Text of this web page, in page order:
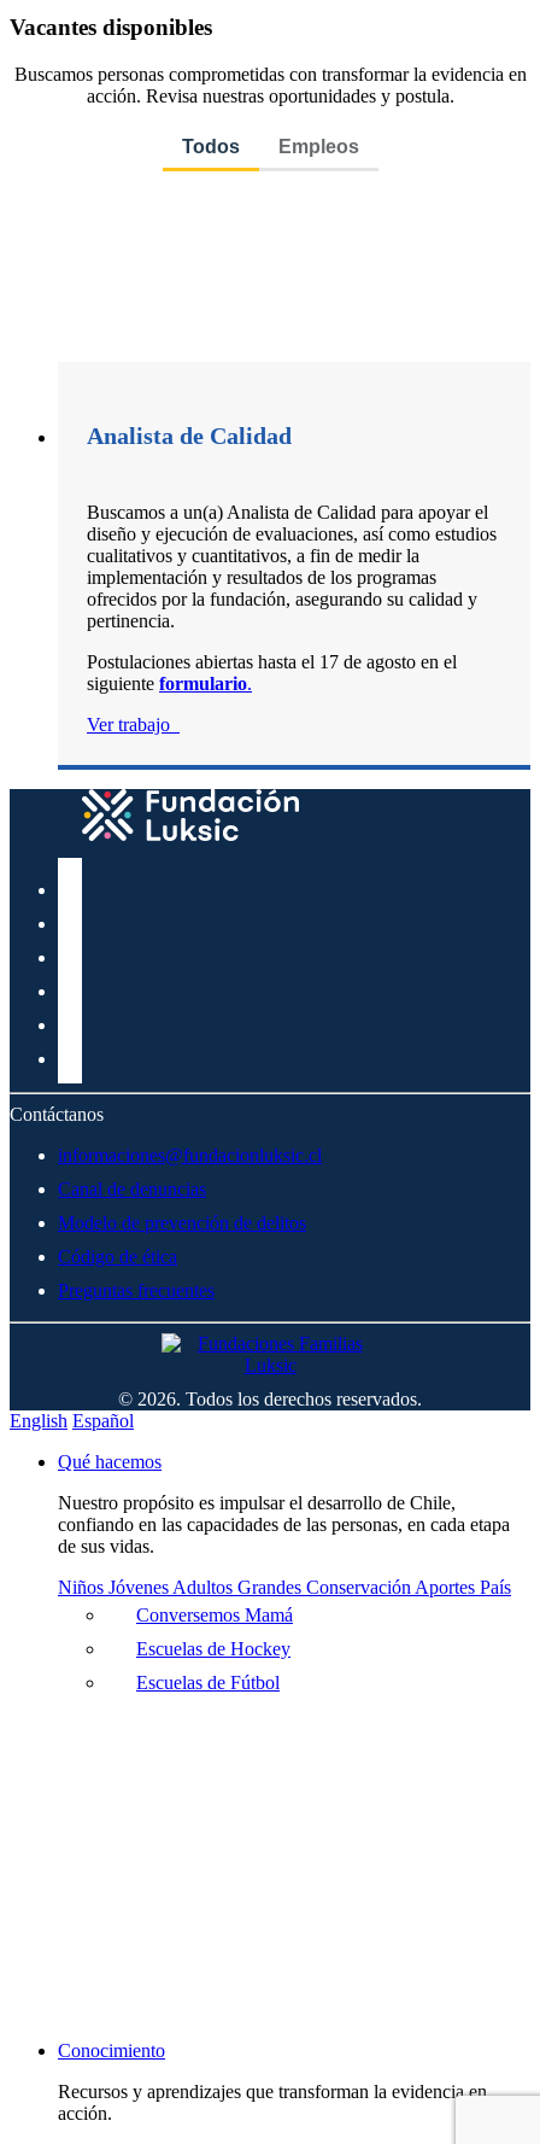
Vacantes disponibles
Buscamos personas comprometidas con transformar la evidencia en
acción. Revisa nuestras oportunidades y postula.
Todos Empleos
Analista de Calidad
Buscamos a un(a) Analista de Calidad para apoyar el
diseño y ejecución de evaluaciones, así como estudios
cualitativos y cuantitativos, a fin de medir la
implementación y resultados de los programas
ofrecidos por la fundación, asegurando su calidad y
pertinencia.
Postulaciones abiertas hasta el 17 de agosto en el
siguiente formulario.
Ver trabajo
Contáctanos
informaciones@fundacionluksic.cl
Canal de denuncias
Modelo de prevención de delitos
Código de ética
Preguntas frecuentes
© 2026. Todos los derechos reservados.
English Español
Qué hacemos
Nuestro propósito es impulsar el desarrollo de Chile,
confiando en las capacidades de las personas, en cada etapa
de sus vidas.
Niños Jóvenes Adultos Grandes Conservación Aportes País
Conversemos Mamá
Escuelas de Hockey
Escuelas de Fútbol
Conocimiento
Recursos y aprendizajes que transforman la evidencia en
acción.